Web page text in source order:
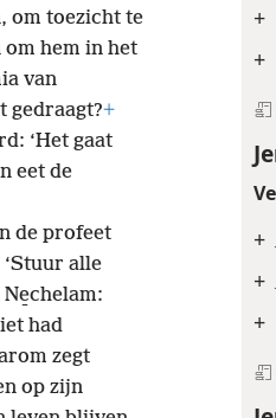
+
+
+
+
+
om toezicht te
hem in het
van
gedraagt?+
‘Het gaat
eet de
de profeet
‘Stuur alle
had
zegt
op zijn